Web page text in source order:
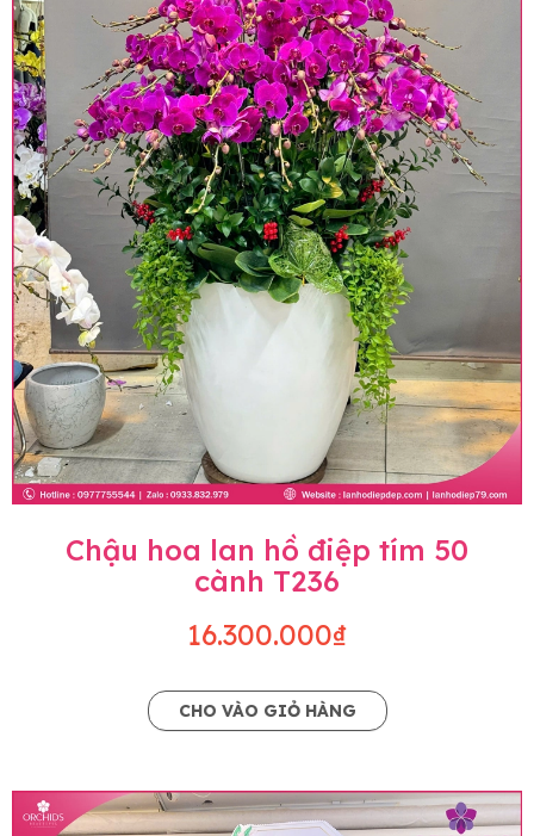
Chậu hoa lan hồ điệp tím 50
cành T236
16.300.000₫
CHO VÀO GIỎ HÀNG